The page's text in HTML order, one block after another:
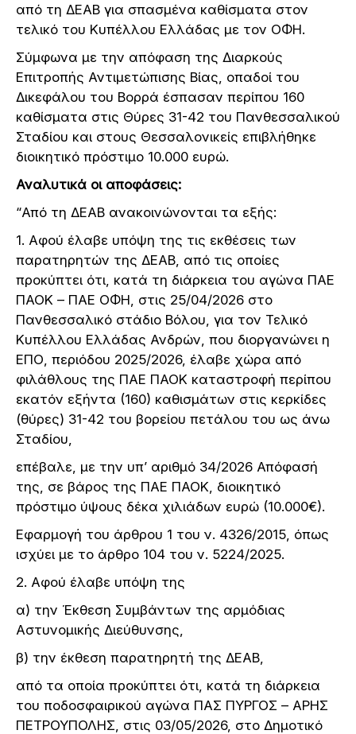
από τη ΔΕΑΒ για σπασμένα καθίσματα στον
τελικό του Κυπέλλου Ελλάδας με τον ΟΦΗ.
Σύμφωνα με την απόφαση της Διαρκούς
Επιτροπής Αντιμετώπισης Βίας, οπαδοί του
Δικεφάλου του Βορρά έσπασαν περίπου 160
καθίσματα στις Θύρες 31-42 του Πανθεσσαλικού
Σταδίου και στους Θεσσαλονικείς επιβλήθηκε
διοικητικό πρόστιμο 10.000 ευρώ.
Αναλυτικά οι αποφάσεις:
“Από τη ΔΕΑΒ ανακοινώνονται τα εξής:
1. Αφού έλαβε υπόψη της τις εκθέσεις των
παρατηρητών της ΔΕΑΒ, από τις οποίες
προκύπτει ότι, κατά τη διάρκεια του αγώνα ΠΑΕ
ΠΑΟΚ – ΠΑΕ ΟΦΗ, στις 25/04/2026 στο
Πανθεσσαλικό στάδιο Βόλου, για τον Τελικό
Κυπέλλου Ελλάδας Ανδρών, που διοργανώνει η
ΕΠΟ, περιόδου 2025/2026, έλαβε χώρα από
φιλάθλους της ΠΑΕ ΠΑΟΚ καταστροφή περίπου
εκατόν εξήντα (160) καθισμάτων στις κερκίδες
(θύρες) 31-42 του βορείου πετάλου του ως άνω
Σταδίου,
επέβαλε, με την υπ’ αριθμό 34/2026 Απόφασή
της, σε βάρος της ΠΑΕ ΠΑΟΚ, διοικητικό
πρόστιμο ύψους δέκα χιλιάδων ευρώ (10.000€).
Εφαρμογή του άρθρου 1 του ν. 4326/2015, όπως
ισχύει με το άρθρο 104 του ν. 5224/2025.
2. Αφού έλαβε υπόψη της
α) την Έκθεση Συμβάντων της αρμόδιας
Αστυνομικής Διεύθυνσης,
β) την έκθεση παρατηρητή της ΔΕΑΒ,
από τα οποία προκύπτει ότι, κατά τη διάρκεια
του ποδοσφαιρικού αγώνα ΠΑΣ ΠΥΡΓΟΣ – ΑΡΗΣ
ΠΕΤΡΟΥΠΟΛΗΣ, στις 03/05/2026, στο Δημοτικό